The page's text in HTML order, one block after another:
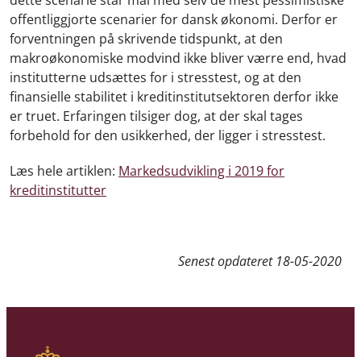
offentliggjorte scenarier for dansk økonomi. Derfor er
forventningen på skrivende tidspunkt, at den
makroøkonomiske modvind ikke bliver værre end, hvad
institutterne udsættes for i stresstest, og at den
finansielle stabilitet i kreditinstitutsektoren derfor ikke
er truet. Erfaringen tilsiger dog, at der skal tages
forbehold for den usikkerhed, der ligger i stresstest.
Læs hele artiklen: Markedsudvikling i 2019 for
kreditinstitutter
Senest opdateret 18-05-2020